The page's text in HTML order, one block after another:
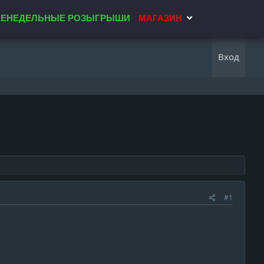
РОЗЫГРЫШИ МАГАЗИН
Вход
#1